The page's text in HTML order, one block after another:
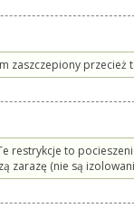
zaszczepiony
restrykcje to
zarazę (nie są